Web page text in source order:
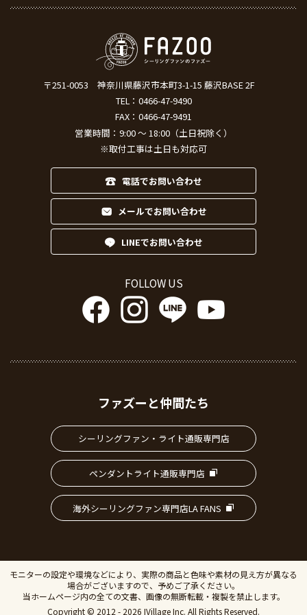
〒251-0053
神奈川県藤沢市本町3-1-15 藤沢BASE 2F
TEL： 0466-47-9490
FAX：0466-47-9491
営業時間：9:00 ～ 18:00（土日祝除く）
※取付工事は土日も対応可
電話でお問い合わせ
メールでお問い合わせ
LINEでお問い合わせ
FOLLOW US
ファズーと仲間たち
シーリングファン・ライト通販専門店
ペンダントライト通販専門店
海外シーリングファン専門店LA FANS
モニターの設定や環境などにより、実際の商品と色味や素材の見え方が異なる
場合がございますので、予めご了承ください。
当ホームページ内の全ての文書、画像の無断転載・複製を禁止します。
Copyright © 2012 - 2026 IVillage Inc. All Rights Reserved.